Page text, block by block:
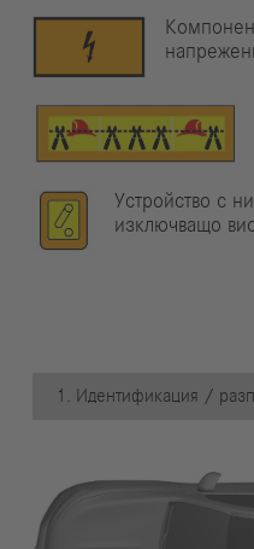
Устройство с
изключващо
1. Идентификация /